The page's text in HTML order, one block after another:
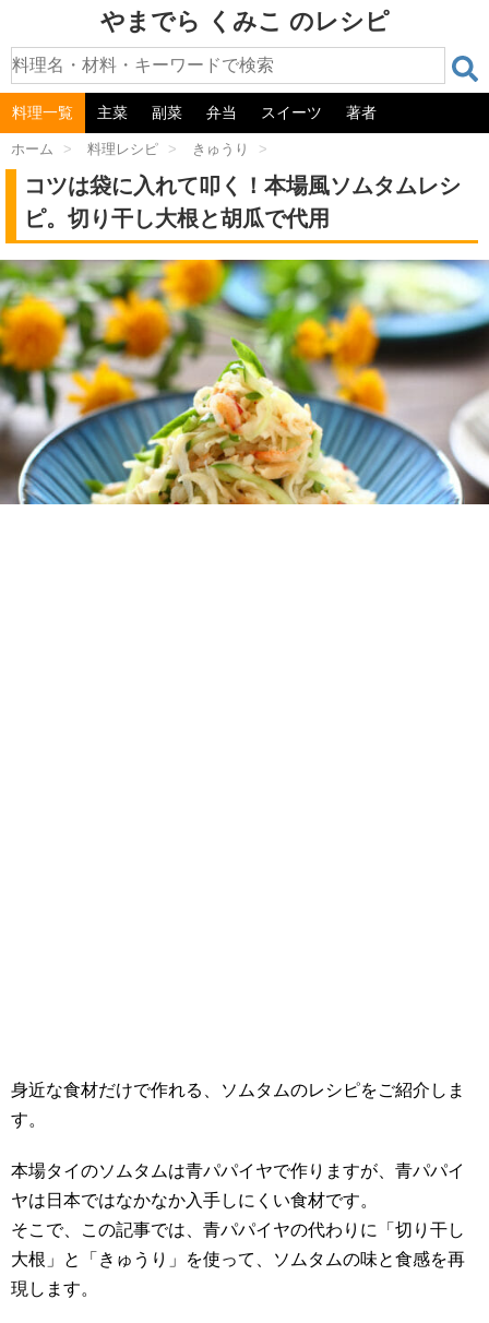
やまでら くみこ のレシピ
料理一覧 主菜 副菜 弁当 スイーツ 著者
ホーム > 料理レシピ > きゅうり >
コツは袋に入れて叩く！本場風ソムタムレシ
ピ。切り干し大根と胡瓜で代用
身近な食材だけで作れる、ソムタムのレシピをご紹介しま
す。
本場タイのソムタムは青パパイヤで作りますが、青パパイ
ヤは日本ではなかなか入手しにくい食材です。
そこで、この記事では、青パパイヤの代わりに「切り干し
大根」と「きゅうり」を使って、ソムタムの味と食感を再
現します。